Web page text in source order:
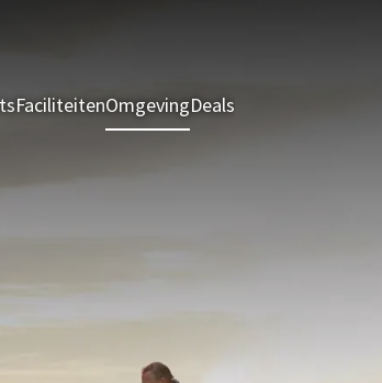
FaciliteitenOmgevingDeals